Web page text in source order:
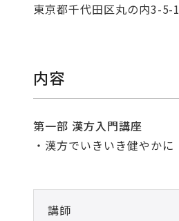
東京都千代田区丸の内3-5-1
内容
第一部 漢方入門講座
・漢方でいきいき健やかに
講師